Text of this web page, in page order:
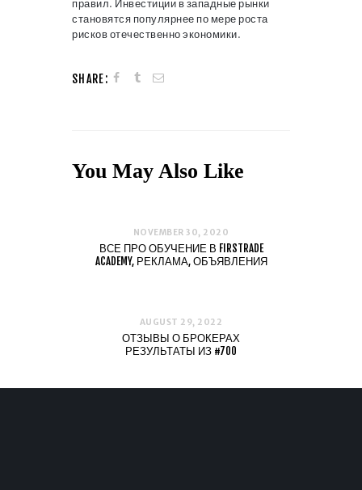
правил. Инвестиции в западные рынки
становятся популярнее по мере роста
рисков отечественно экономики.
SHARE:
You May Also Like
NOVEMBER 30, 2020
ВСЕ ПРО ОБУЧЕНИЕ В FIRSTRADE
ACADEMY, РЕКЛАМА, ОБЪЯВЛЕНИЯ
AUGUST 29, 2022
ОТЗЫВЫ О БРОКЕРАХ
РЕЗУЛЬТАТЫ ИЗ #700